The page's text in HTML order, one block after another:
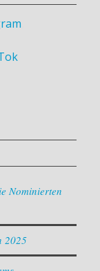
Nominierten
2025